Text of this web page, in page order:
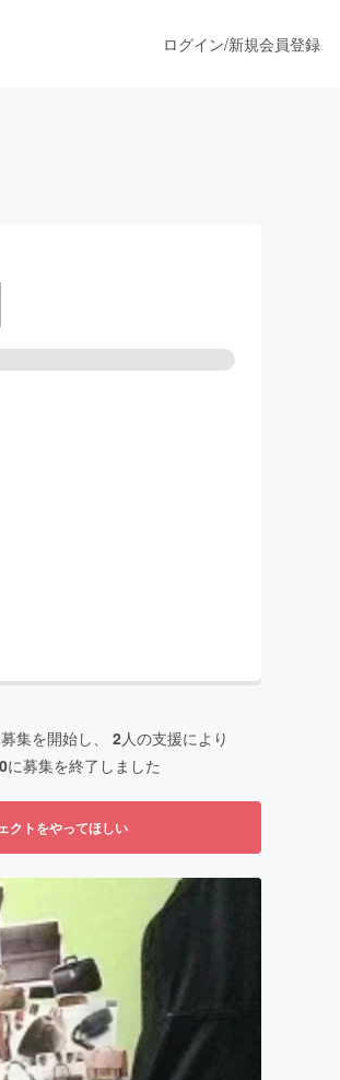
ッション
ログイン/新規会員登録
集を開始し、 2人の支援により
に募集を終了しました
クトをやってほしい